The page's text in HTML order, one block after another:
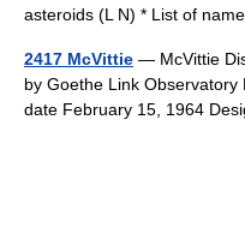
asteroids (L N) * List of
2417 McVittie — McVittie
by Goethe Link
date February 15, 1964